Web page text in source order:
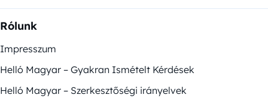
Rólunk
Impresszum
Helló Magyar – Gyakran Ismételt Kérdések
Helló Magyar – Szerkesztőségi irányelvek